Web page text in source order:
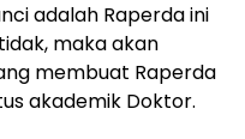
adalah Raperda ini
maka akan
membuat Raperda
akademik Doktor.